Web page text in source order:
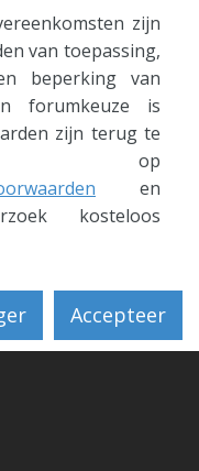
zijn
van toepassing,
beperking van
forumkeuze is
zijn terug te
op
en
kosteloos
Accepteer